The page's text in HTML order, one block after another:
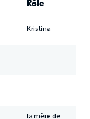
Rôle
Kristina
la mère de